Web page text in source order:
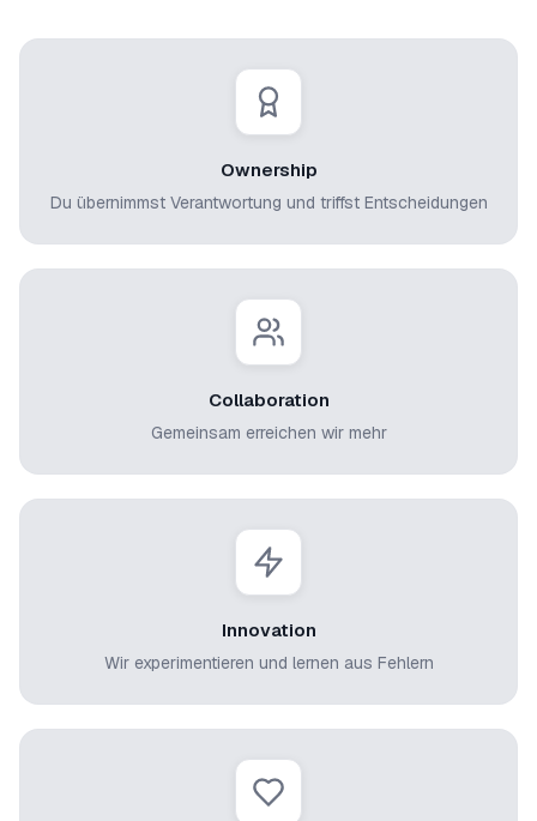
Ownership
Du übernimmst Verantwortung und triffst Entscheidungen
Collaboration
Gemeinsam erreichen wir mehr
Innovation
Wir experimentieren und lernen aus Fehlern